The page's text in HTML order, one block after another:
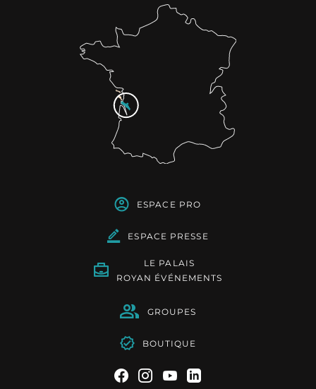
ESPACE PRO
ESPACE PRESSE
LE PALAIS
ROYAN ÉVÉNEMENTS
GROUPES
BOUTIQUE
Suivez-nous sur Facebook
Suivez-nous sur
Suivez-nous sur
Suivez-nous sur